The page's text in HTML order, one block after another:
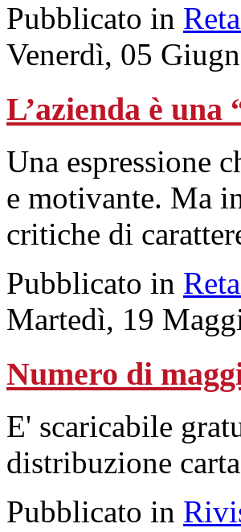
Pubblicato in
Venerdì, 05
L’azienda è
Una espressione
e motivante. Ma
critiche di
Pubblicato in
Martedì, 19
Numero di
E' scaricabile
distribuzione
Pubblicato in